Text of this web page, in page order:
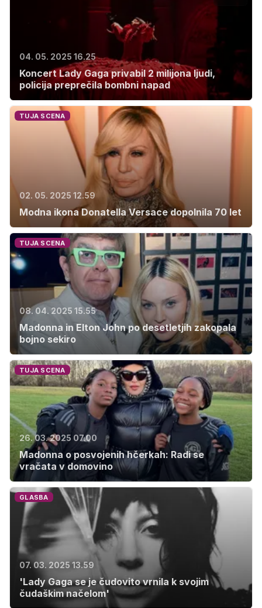
04. 05. 2025 16.25
Koncert Lady Gaga privabil 2 milijona ljudi,
policija preprečila bombni napad
TUJA SCENA
02. 05. 2025 12.59
Modna ikona Donatella Versace dopolnila 70 let
TUJA SCENA
08. 04. 2025 15.55
Madonna in Elton John po desetletjih zakopala
bojno sekiro
TUJA SCENA
26. 03. 2025 07.00
Madonna o posvojenih hčerkah: Radi se
vračata v domovino
GLASBA
07. 03. 2025 13.59
'Lady Gaga se je čudovito vrnila k svojim
čudaškim načelom'